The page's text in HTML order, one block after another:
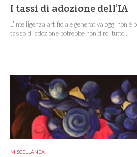
I tassi di adozione dell’IA
L’intelligenza artificiale generativa oggi non è
tasso di adozione potrebbe non dirci tutto...
MISCELLANEA